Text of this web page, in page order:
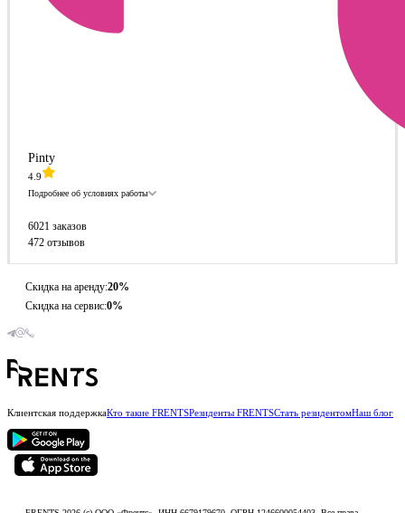
Pinty
4.9
Подробнее об условиях работы
6021 заказов
472 отзывов
Скидка на аренду:20%
Скидка на сервис:0%
Клиентская поддержкаКто такие FRENTSРезиденты FRENTSСтать резидентомНаш блог